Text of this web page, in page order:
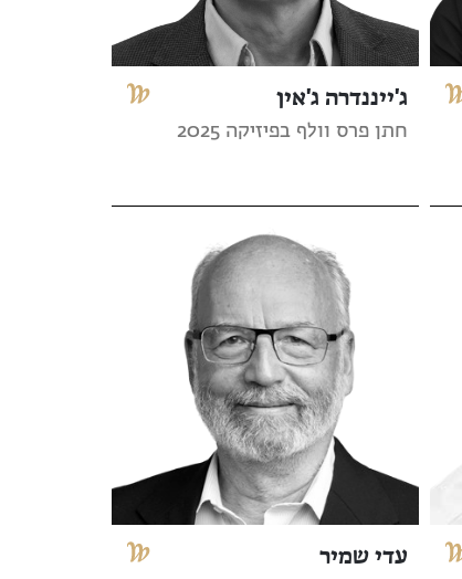
ג'ייננדרה ג'אין
חתן פרס וולף בפיזיקה 2025
עדי שמיר